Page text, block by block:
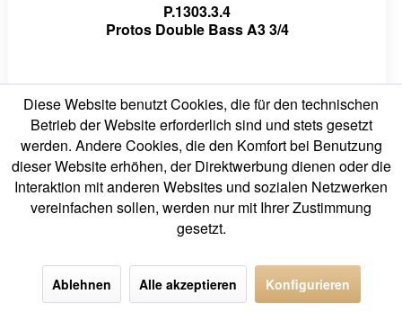
P.1303.3.4
Protos Double Bass A3 3/4
37,75 € *
Diese Website benutzt Cookies, die für den technischen
Betrieb der Website erforderlich sind und stets gesetzt
werden. Andere Cookies, die den Komfort bei Benutzung
dieser Website erhöhen, der Direktwerbung dienen oder die
Interaktion mit anderen Websites und sozialen Netzwerken
vereinfachen sollen, werden nur mit Ihrer Zustimmung
gesetzt.
Ablehnen Alle akzeptieren Konfigurieren